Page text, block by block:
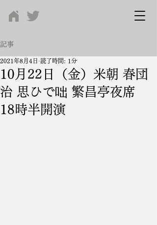
記事
10月22日（金）米朝 春団
治 思ひで咄 繁昌亭夜席
18時半開演
2021年8月4日 読了時間: 1分